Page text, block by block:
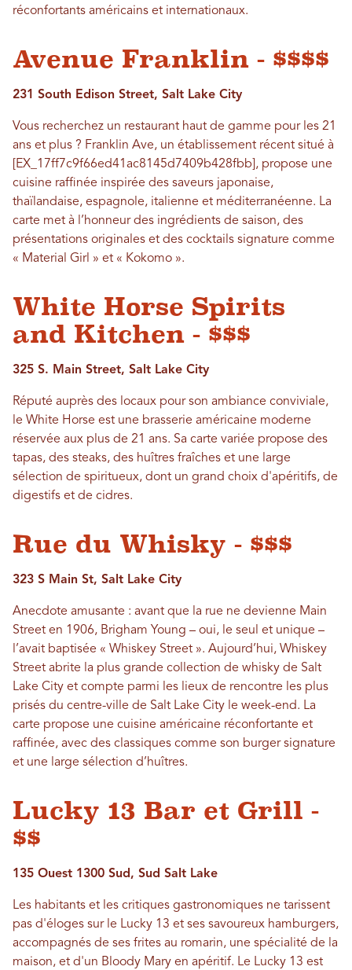
réconfortants américains et internationaux.
Avenue Franklin - $$$$
231 South Edison Street, Salt Lake City
Vous recherchez un restaurant haut de gamme pour les 21
ans et plus ? Franklin Ave, un établissement récent situé à
[EX_17ff7c9f66ed41ac8145d7409b428fbb], propose une
cuisine raffinée inspirée des saveurs japonaise,
thaïlandaise, espagnole, italienne et méditerranéenne. La
carte met à l’honneur des ingrédients de saison, des
présentations originales et des cocktails signature comme
« Material Girl » et « Kokomo ».
White Horse Spirits
and Kitchen - $$$
325 S. Main Street, Salt Lake City
Réputé auprès des locaux pour son ambiance conviviale,
le White Horse est une brasserie américaine moderne
réservée aux plus de 21 ans. Sa carte variée propose des
tapas, des steaks, des huîtres fraîches et une large
sélection de spiritueux, dont un grand choix d'apéritifs, de
digestifs et de cidres.
Rue du Whisky - $$$
323 S Main St, Salt Lake City
Anecdote amusante : avant que la rue ne devienne Main
Street en 1906, Brigham Young – oui, le seul et unique –
l’avait baptisée « Whiskey Street ». Aujourd’hui, Whiskey
Street abrite la plus grande collection de whisky de Salt
Lake City et compte parmi les lieux de rencontre les plus
prisés du centre-ville de Salt Lake City le week-end. La
carte propose une cuisine américaine réconfortante et
raffinée, avec des classiques comme son burger signature
et une large sélection d’huîtres.
Lucky 13 Bar et Grill -
$$
135 Ouest 1300 Sud, Sud Salt Lake
Les habitants et les critiques gastronomiques ne tarissent
pas d'éloges sur le Lucky 13 et ses savoureux hamburgers,
accompagnés de ses frites au romarin, une spécialité de la
maison, et d'un Bloody Mary en apéritif. Le Lucky 13 est